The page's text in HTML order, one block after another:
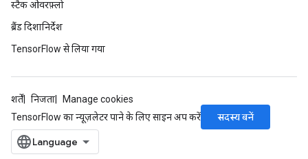
स्टैक ओवरफ़्लो
ब्रैंड दिशानिर्देश
TensorFlow से लिया गया
शर्तें निजता
Manage cookies
TensorFlow का न्यूज़लेटर पाने के लिए साइन अप करें
सदस्य बनें